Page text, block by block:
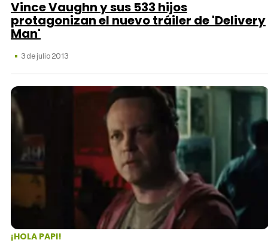
Vince Vaughn y sus 533 hijos
protagonizan el nuevo tráiler de 'Delivery
Man'
3 de julio 2013
¡HOLA PAPI!